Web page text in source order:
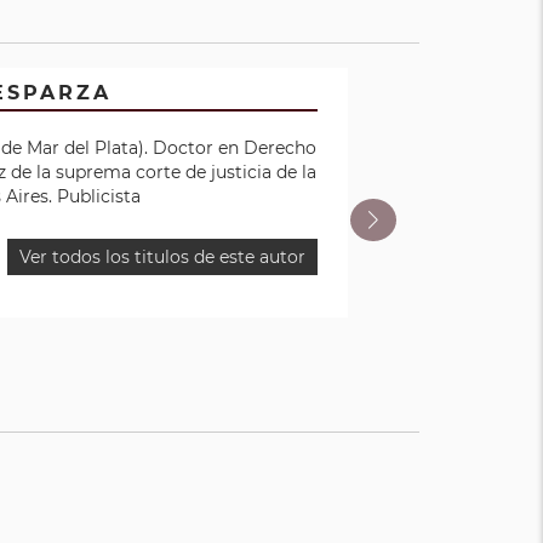
Mar del Plata). Doctor en Derecho
de la suprema corte de justicia de la
Publicista
Ver todos los titulos de este autor
en
en
la
(UA)